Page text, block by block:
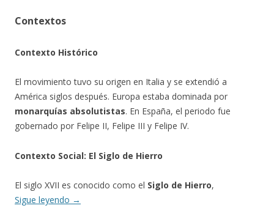
Contextos
Contexto Histórico
El movimiento tuvo su origen en Italia y se extendió a
América siglos después. Europa estaba dominada por
monarquías absolutistas. En España, el periodo fue
gobernado por Felipe II, Felipe III y Felipe IV.
Contexto Social: El Siglo de Hierro
El siglo XVII es conocido como el Siglo de Hierro,
Sigue leyendo →